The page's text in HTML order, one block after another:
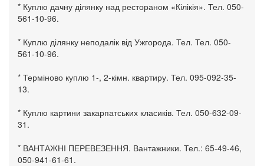
* Куплю дачну ділянку над рестораном «Кілікія». Тел. 050-
561-10-96.
* Куплю ділянку неподалік від Ужгорода. Тел. Тел. 050-
561-10-96.
* Терміново куплю 1-, 2-кімн. квартиру. Тел. 095-092-35-
13.
* Куплю картини закарпатських класиків. Тел. 050-632-09-
31.
* ВАНТАЖНІ ПЕРЕВЕЗЕННЯ. Вантажники. Тел.: 65-49-46,
050-941-61-61.